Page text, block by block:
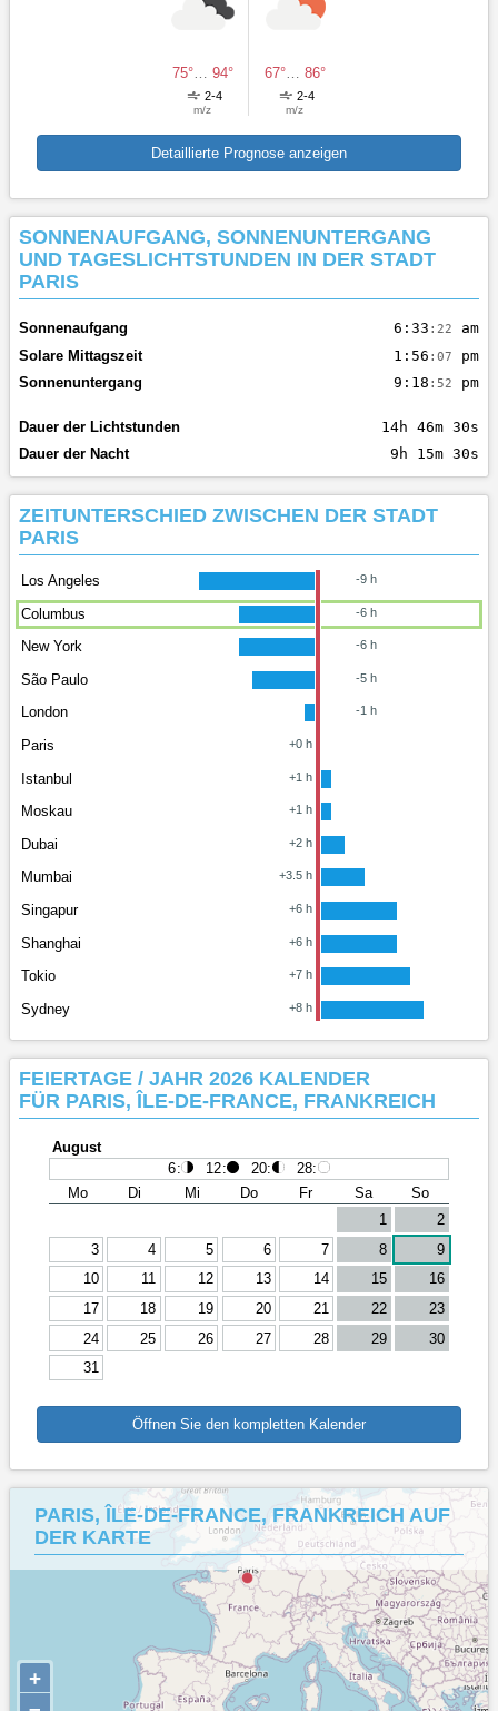
75°… 94°
2-4
m/z
67°… 86°
2-4
m/z
Detaillierte Prognose anzeigen
SONNENAUFGANG, SONNENUNTERGANG
UND TAGESLICHTSTUNDEN IN DER STADT
PARIS
Sonnenaufgang 6:33 :22
am
Solare Mittagszeit
1:56 :07
pm
Sonnenuntergang
9:18 :52 pm
Dauer der Lichtstunden
14h 46m 30s
Dauer der Nacht
9h 15m 30s
ZEITUNTERSCHIED ZWISCHEN DER STADT
PARIS
Los Angeles -9 h
Columbus -6 h
New York -6 h
São Paulo -5 h
London -1 h
Paris +0 h
Istanbul +1 h
Moskau +1 h
Dubai +2 h
Mumbai +3.5 h
Singapur +6 h
Shanghai +6 h
Tokio +7 h
Sydney +8 h
FEIERTAGE / JAHR 2026 KALENDER
FÜR PARIS, ÎLE-DE-FRANCE, FRANKREICH
August
6: 12: 20: 28:
Mo
Di Mi Do Fr Sa
So
1
2
3
4 5 6 7 8
9
10
11 12 13 14 15
16
17
18 19 20 21 22
23
24
25 26 27 28 29
30
31
Öffnen Sie den kompletten Kalender
PARIS, ÎLE-DE-FRANCE, FRANKREICH AUF
DER KARTE
+